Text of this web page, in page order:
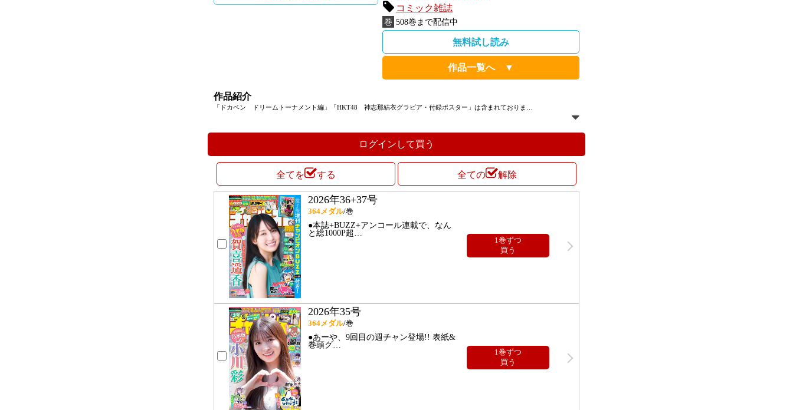
コミック雑誌
巻 508巻まで配信中
無料試し読み
作品一覧へ ▼
作品紹介
「ドカベン ドリームトーナメント編」「HKT48 神志那結衣グラビア・付録ポスター」は含まれておりま
ログインして買う
全てを する 全ての 解除
2026年36+37号
364メダル/巻
●本誌+BUZZ+アンコール連載で、なん
と総1000P超…
1巻ずつ
買う
2026年35号
364メダル/巻
●あーや、9回目の週チャン登場!! 表紙&
巻頭グ…
1巻ずつ
買う